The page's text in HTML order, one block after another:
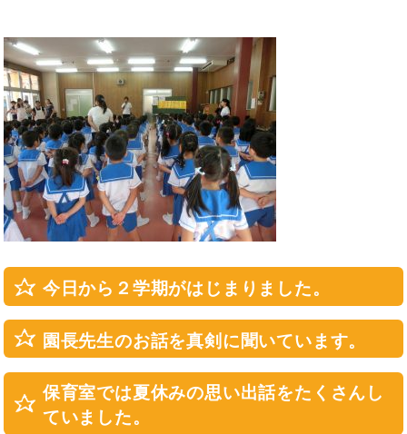
今日から２学期がはじまりました。
園長先生のお話を真剣に聞いています。
保育室では夏休みの思い出話をたくさんし
ていました。